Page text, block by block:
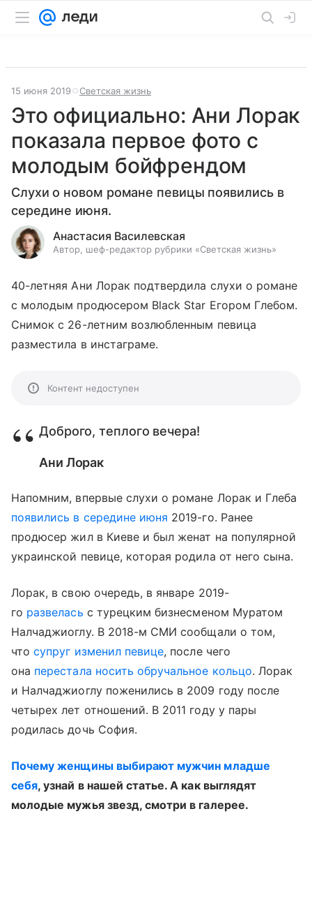
15 июня 2019 Светская жизнь
Это официально: Ани Лорак
показала первое фото с
молодым бойфрендом
Слухи о новом романе певицы появились в
середине июня.
Анастасия Василевская
Автор, шеф-редактор рубрики «Светская жизнь»
40-летняя Ани Лорак подтвердила слухи о романе
с молодым продюсером Black Star Егором Глебом.
Снимок с 26-летним возлюбленным певица
разместила в инстаграме.
Контент недоступен
Доброго, теплого вечера!
Ани Лорак
Напомним, впервые слухи о романе Лорак и Глеба
появились в середине июня 2019-го. Ранее
продюсер жил в Киеве и был женат на популярной
украинской певице, которая родила от него сына.
Лорак, в свою очередь, в январе 2019-
го развелась с турецким бизнесменом Муратом
Налчаджиоглу. В 2018-м СМИ сообщали о том,
чтосупруг изменил певице, после чего
она перестала носить обручальное кольцо. Лорак
и Налчаджиоглу поженились в 2009 году после
четырех лет отношений. В 2011 году у пары
родилась дочь София.
Почему женщины выбирают мужчин младше
себя, узнай в нашей статье. А как выглядят
молодые мужья звезд, смотри в галерее.